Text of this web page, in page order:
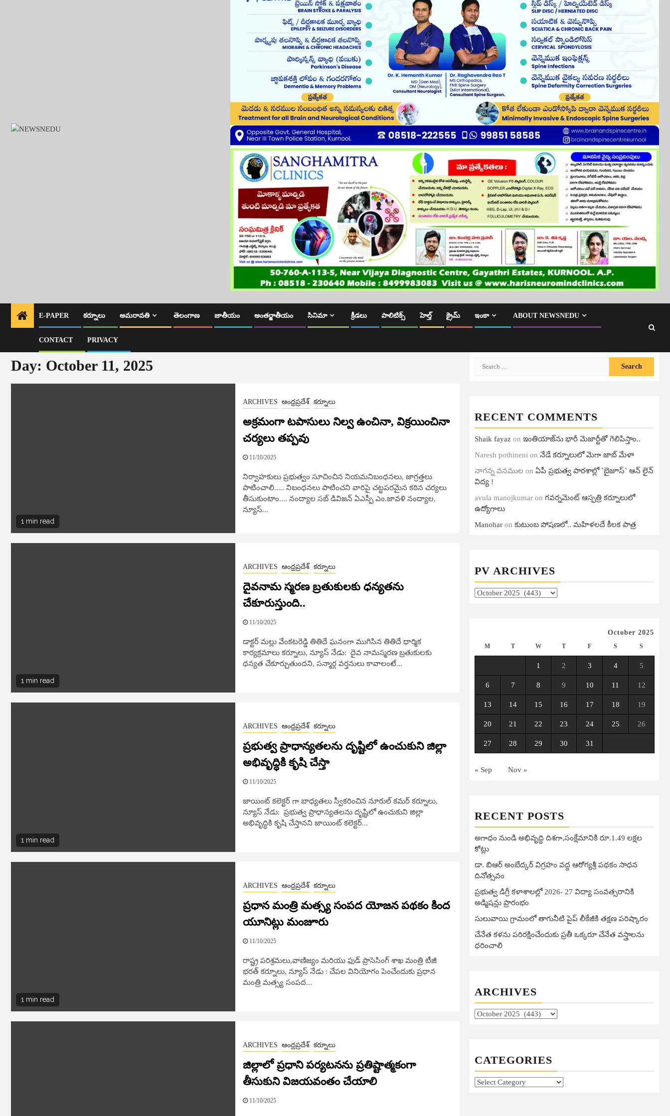
E-PAPER కర్నూలు అమరావతి తెలంగాణ జాతీయం అంతర్జాతీయం సినిమా క్రీడలు పాలిటిక్స్ హెల్త్ క్రైమ్ ఇంకా ABOUT NEWSNEDU
CONTACT PRIVACY
Day: October 11, 2025
1 min read
ARCHIVES ఆంధ్రప్రదేశ్ కర్నూలు
అక్రమంగా టపాసులు నిల్వ ఉంచినా, విక్రయించినా
చర్యలు తప్పవు
11/10/2025
నిర్వాహకులు ప్రభుత్వం సూచించిన నియమనిబంధనలు, జాగ్రత్తలు
పాటించాలి..... నిబంధనలు పాటించని వారిపై చట్టపరమైన కఠిన చర్యలు
తీసుకుంటాం.... నంద్యాల సబ్ డివిజన్ ఏఎస్పీ ఎం.జావళి నంద్యాల,
న్యూస్​...
1 min read
ARCHIVES ఆంధ్రప్రదేశ్ కర్నూలు
దైవనామ స్మరణ బ్రతుకులకు ధన్యతను
చేకూరుస్తుంది..
11/10/2025
డాక్టర్ మల్లు వేంకటరెడ్డి తితిదే ఘనంగా ముగిసిన తితిదే ధార్మిక
కార్యక్రమాలు కర్నూలు, న్యూస్​ నేడు: దైవ నామస్మరణ బ్రతుకులకు
ధన్యత చేకూర్చుతుందని, సన్మార్గ వర్తనులు కావాలంటే...
1 min read
ARCHIVES ఆంధ్రప్రదేశ్ కర్నూలు
ప్రభుత్వ ప్రాధాన్యతలను దృష్టిలో ఉంచుకుని జిల్లా
అభివృద్ధికి కృషి చేస్తా
11/10/2025
జాయింట్ కలెక్టర్ గా బాధ్యతలు స్వీకరించిన నూరుల్ కమర్ కర్నూలు,
న్యూస్​ నేడు: ప్రభుత్వ ప్రాధాన్యతలను దృష్టిలో ఉంచుకుని జిల్లా
అభివృద్ధికి కృషి చేస్తానని జాయింట్ కలెక్టర్...
1 min read
ARCHIVES ఆంధ్రప్రదేశ్ కర్నూలు
ప్రధాన మంత్రి మత్స్య సంపద యోజన పథకం కింద
యూనిట్లు మంజూరు
11/10/2025
రాష్ట్ర పరిశ్రమలు,వాణిజ్యం మరియు ఫుడ్ ప్రాసెసింగ్ శాఖ మంత్రి టీజీ
భరత్ కర్నూలు, న్యూస్​ నేడు : చేపల వినియోగం పెంచేందుకు ప్రధాన
మంత్రి మత్స్య సంపద...
ARCHIVES ఆంధ్రప్రదేశ్ కర్నూలు
జిల్లాలో ప్రధాని పర్యటనను ప్రతిష్టాత్మకంగా
తీసుకుని విజయవంతం చేయాలి
11/10/2025
RECENT COMMENTS
Shaik fayaz on ఇంతియాజ్​ను భారీ మెజార్టీతో గెలిపిస్తాం..
Naresh pothineni on నేడే కర్నూలులో మెగా జాబ్ మేళా
నాగన్న వనముల on ఏపీ ప్ర‌భుత్వ పాఠ‌శాల్లో `బైజూస్` ఆన్ లైన్
విద్య !
avula manojkumar on గ‌వ‌ర్న‌మెంట్ ఆస్ప‌త్రి క‌ర్నూలులో
ఉద్యోగాలు
Manohar on కుటుంబ పోషణలో.. మహిళలదే కీలక పాత్ర
PV ARCHIVES
PV
October 2025
M T W T F S S
1 2 3 4 5
6 7 8 9 10 11 12
13 14 15 16 17 18 19
20 21 22 23 24 25 26
27 28 29 30 31
« Sep Nov »
RECENT POSTS
అగాధం నుండి అభివృద్ధి దిశగా,సంక్షేమానికి రూ.1.49 లక్షల
కోట్లు
డా. బిఆర్ అంబేద్కర్ విగ్రహం వద్ద ఆరోగ్యశ్రీ పథకం సాధన
దినోత్సవం
ప్రభుత్వ డిగ్రీ కళాశాలల్లో 2026- 27 విద్యా సంవత్సరానికి
అడ్మిషన్లు ప్రారంభం
సులువాయి గ్రామంలో తాగునీటి పైప్ లీకేజీకి తక్షణ పరిష్కారం
చేనేత కళను పరిరక్షించేందుకు ప్రతీ ఒక్కరూ చేనేత వస్త్రాలను
ధరించాలి
ARCHIVES
Archives
CATEGORIES
Categories